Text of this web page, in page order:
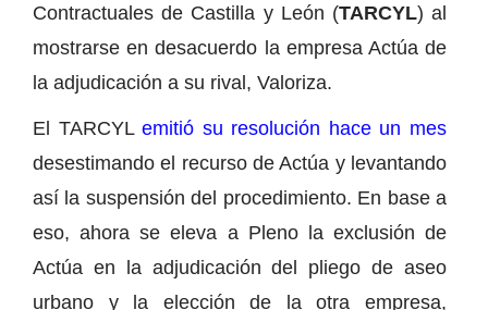
Contractuales de Castilla y León (TARCYL) al
mostrarse en desacuerdo la empresa Actúa de
la adjudicación a su rival, Valoriza.
El TARCYLemitió su resolución hace un mes
desestimando el recurso de Actúa y levantando
así la suspensión del procedimiento. En base a
eso, ahora se eleva a Pleno la exclusión de
Actúa en la adjudicación del pliego de aseo
urbano y la elección de la otra empresa,